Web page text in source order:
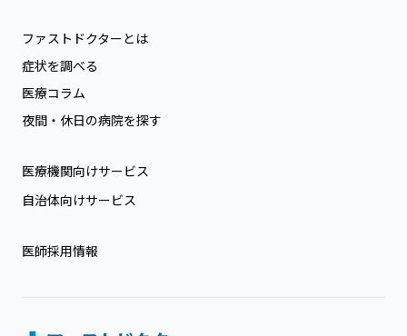
ファストドクターとは
症状を調べる
医療コラム
夜間・休日の病院を探す
医療機関向けサービス
自治体向けサービス
医師採用情報